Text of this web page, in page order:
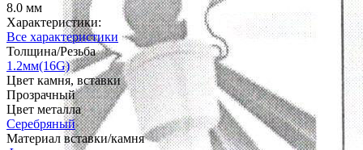
8.0 мм
Характеристики:
Все характеристики
Толщина/Резьба
1.2мм(16G)
Цвет камня, вставки
Прозрачный
Цвет металла
Серебряный
Материал вставки/камня